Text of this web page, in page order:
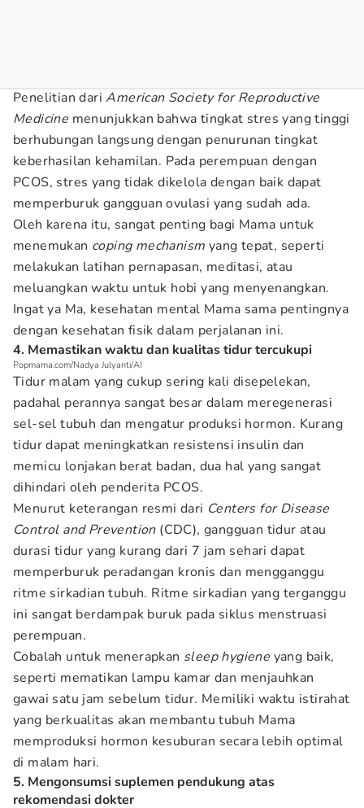
Penelitian dariAmerican Society for Reproductive
Medicine menunjukkan bahwa tingkat stres yang tinggi
berhubungan langsung dengan penurunan tingkat
keberhasilan kehamilan. Pada perempuan dengan
PCOS, stres yang tidak dikelola dengan baik dapat
memperburuk gangguan ovulasi yang sudah ada.
Oleh karena itu, sangat penting bagi Mama untuk
menemukan coping mechanism yang tepat, seperti
melakukan latihan pernapasan, meditasi, atau
meluangkan waktu untuk hobi yang menyenangkan.
Ingat ya Ma, kesehatan mental Mama sama pentingnya
dengan kesehatan fisik dalam perjalanan ini.
4. Memastikan waktu dan kualitas tidur tercukupi
Popmama.com/Nadya Julyanti/AI
Tidur malam yang cukup sering kali disepelekan,
padahal perannya sangat besar dalam meregenerasi
sel-sel tubuh dan mengatur produksi hormon. Kurang
tidur dapat meningkatkan resistensi insulin dan
memicu lonjakan berat badan, dua hal yang sangat
dihindari oleh penderita PCOS.
Menurut keterangan resmi dari Centers for Disease
Control and Prevention(CDC), gangguan tidur atau
durasi tidur yang kurang dari 7 jam sehari dapat
memperburuk peradangan kronis dan mengganggu
ritme sirkadian tubuh. Ritme sirkadian yang terganggu
ini sangat berdampak buruk pada siklus menstruasi
perempuan.
Cobalah untuk menerapkan sleep hygiene yang baik,
seperti mematikan lampu kamar dan menjauhkan
gawai satu jam sebelum tidur. Memiliki waktu istirahat
yang berkualitas akan membantu tubuh Mama
memproduksi hormon kesuburan secara lebih optimal
di malam hari.
5. Mengonsumsi suplemen pendukung atas
rekomendasi dokter